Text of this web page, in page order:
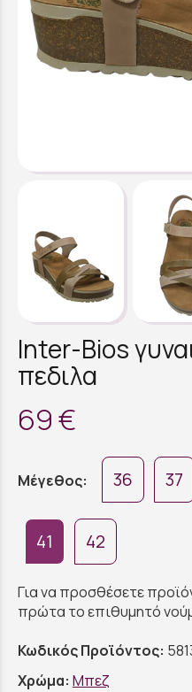
Inter-Bios
πεδιλα
69 €
Μέγεθος: 36 37
41 42
Για να προσθέσετε
πρώτα το επιθυμητό
Κωδικός Προϊόντος:
Χρώμα: Μπεζ